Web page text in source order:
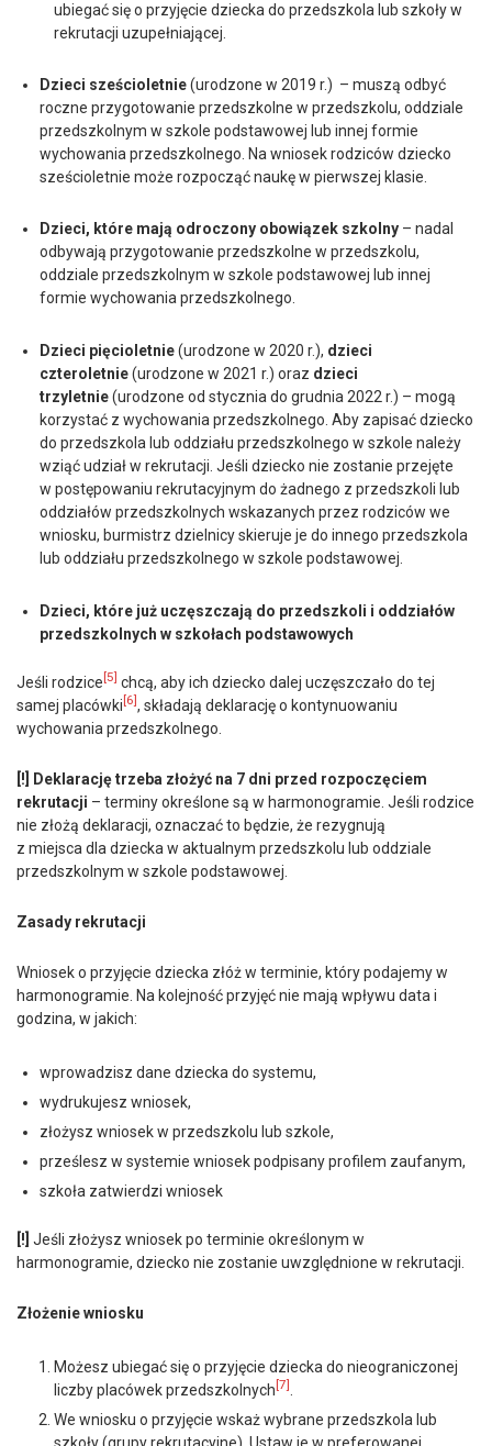
ubiegać się o przyjęcie dziecka do przedszkola lub szkoły w
rekrutacji uzupełniającej.
Dzieci sześcioletnie(urodzone w 2019 r.) – muszą odbyć
roczne przygotowanie przedszkolne w przedszkolu, oddziale
przedszkolnym w szkole podstawowej lub innej formie
wychowania przedszkolnego. Na wniosek rodziców dziecko
sześcioletnie może rozpocząć naukę w pierwszej klasie.
Dzieci, które mają odroczony obowiązek szkolny – nadal
odbywają przygotowanie przedszkolne w przedszkolu,
oddziale przedszkolnym w szkole podstawowej lub innej
formie wychowania przedszkolnego.
Dzieci pięcioletnie(urodzone w 2020 r.), dzieci
czteroletnie(urodzone w 2021 r.) oraz dzieci
trzyletnie(urodzone od stycznia do grudnia 2022 r.) – mogą
korzystać z wychowania przedszkolnego. Aby zapisać dziecko
do przedszkola lub oddziału przedszkolnego w szkole należy
wziąć udział w rekrutacji. Jeśli dziecko nie zostanie przejęte
w postępowaniu rekrutacyjnym do żadnego z przedszkoli lub
oddziałów przedszkolnych wskazanych przez rodziców we
wniosku, burmistrz dzielnicy skieruje je do innego przedszkola
lub oddziału przedszkolnego w szkole podstawowej.
Dzieci, które już uczęszczają do przedszkoli i oddziałów
przedszkolnych w szkołach podstawowych
Jeśli rodzice [5] chcą, aby ich dziecko dalej uczęszczało do tej
samej placówki [6], składają deklarację o kontynuowaniu
wychowania przedszkolnego.
[!] Deklarację trzeba złożyć na 7 dni przed rozpoczęciem
rekrutacji – terminy określone są w harmonogramie. Jeśli rodzice
nie złożą deklaracji, oznaczać to będzie, że rezygnują
z miejsca dla dziecka w aktualnym przedszkolu lub oddziale
przedszkolnym w szkole podstawowej.
Zasady rekrutacji
Wniosek o przyjęcie dziecka złóż w terminie, który podajemy w
harmonogramie. Na kolejność przyjęć nie mają wpływu data i
godzina, w jakich:
wprowadzisz dane dziecka do systemu,
wydrukujesz wniosek,
złożysz wniosek w przedszkolu lub szkole,
prześlesz w systemie wniosek podpisany profilem zaufanym,
szkoła zatwierdzi wniosek
[!] Jeśli złożysz wniosek po terminie określonym w
harmonogramie, dziecko nie zostanie uwzględnione w rekrutacji.
Złożenie wniosku
Możesz ubiegać się o przyjęcie dziecka do nieograniczonej
liczby placówek przedszkolnych [7]
We wniosku o przyjęcie wskaż wybrane przedszkola lub